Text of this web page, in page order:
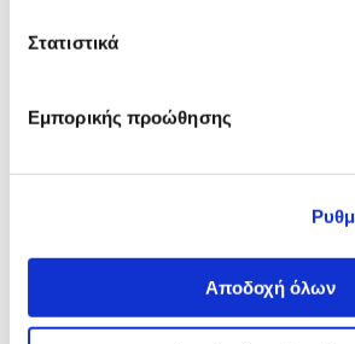
Στατιστικά
Εμπορικής προώθησης
Αποδοχή όλων
Ποιος είναι ο ρόλος της
φωτογραφίας Ένας Σύντομος Οδηγός
Διερεύνηση Εγκλημάτων Πολέμου, που
παρουσιάστηκε από το iMEdD στη
από το έργο του Ron Haviv, ενός από
παγκοσμίως.